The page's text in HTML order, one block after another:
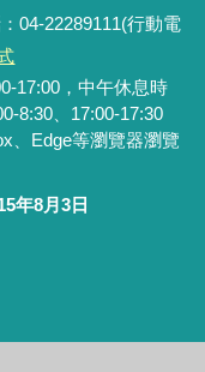
04-22289111(行動電
17:00，中午休息時
8:30、17:00-17:30
、Edge等瀏覽器瀏覽
年8月3日